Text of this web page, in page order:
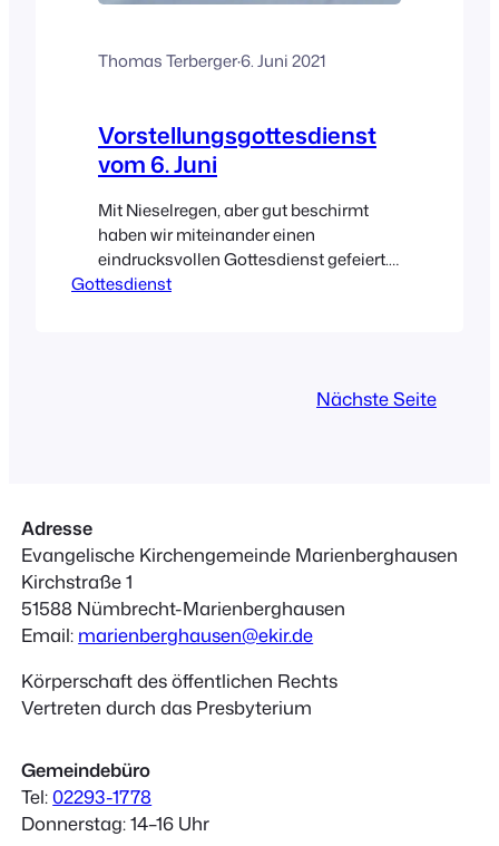
Thomas Terberger·6. Juni 2021
Vorstellungsgottesdienst
vom 6. Juni
Mit Nieselregen, aber gut beschirmt
haben wir miteinander einen
eindrucksvollen Gottesdienst gefeiert.
Ihr könnt den Gottesdienst auf dem
www.KircheMBH.de/gespraechsabende
Gottesdienst
Nächste Seite
Adresse
Evangelische Kirchengemeinde Marienberghausen
Kirchstraße 1
51588 Nümbrecht-Marienberghausen
Email: marienberghausen@ekir.de
Körperschaft des öffentlichen Rechts
Vertreten durch das Presbyterium
Gemeindebüro
Tel:02293-1778
Donnerstag: 14–16 Uhr